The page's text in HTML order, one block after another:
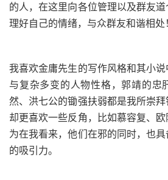
的人，在这里向各位管理以及群友
理好自己的情绪，与众群友和谐相处
我喜欢金庸先生的写作风格和其小
与复杂多变的人物性格，郭靖的忠
然、洪七公的锄强扶弱都是我所崇
却更喜欢一些反角，比如慕容复、
为在我看来，他们在邪的同时，也
的吸引力。